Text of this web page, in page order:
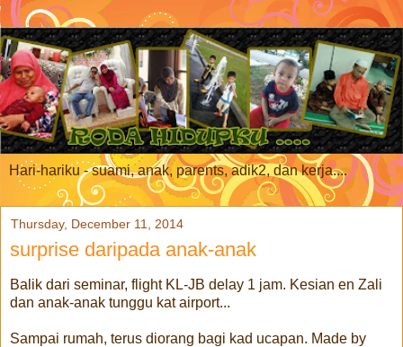
Hari-hariku - suami, anak, parents, adik2, dan kerja....
Thursday, December 11, 2014
surprise daripada anak-anak
Balik dari seminar, flight KL-JB delay 1 jam. Kesian en Zali
dan anak-anak tunggu kat airport...
Sampai rumah, terus diorang bagi kad ucapan. Made by